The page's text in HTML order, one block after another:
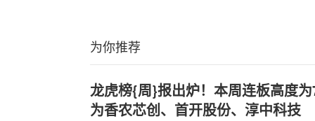
为你推荐
龙虎榜{周}报出炉！本周连板高度
为香农芯创、首开股份、淳中科技